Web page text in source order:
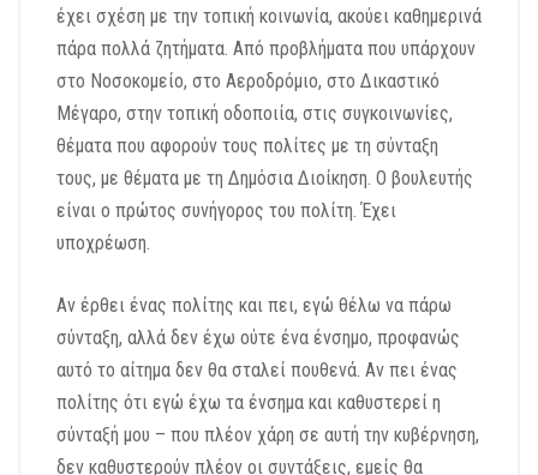
έχει σχέση με την τοπική κοινωνία, ακούει καθημερινά
πάρα πολλά ζητήματα. Από προβλήματα που υπάρχουν
στο Νοσοκομείο, στο Αεροδρόμιο, στο Δικαστικό
Μέγαρο, στην τοπική οδοποιία, στις συγκοινωνίες,
θέματα που αφορούν τους πολίτες με τη σύνταξη
τους, με θέματα με τη Δημόσια Διοίκηση. Ο βουλευτής
είναι ο πρώτος συνήγορος του πολίτη. Έχει
υποχρέωση.
Αν έρθει ένας πολίτης και πει, εγώ θέλω να πάρω
σύνταξη, αλλά δεν έχω ούτε ένα ένσημο, προφανώς
αυτό το αίτημα δεν θα σταλεί πουθενά. Αν πει ένας
πολίτης ότι εγώ έχω τα ένσημα και καθυστερεί η
σύνταξή μου – που πλέον χάρη σε αυτή την κυβέρνηση,
δεν καθυστερούν πλέον οι συντάξεις, εμείς θα